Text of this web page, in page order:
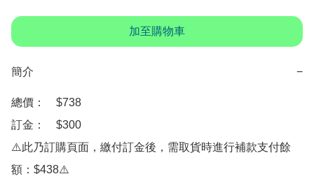
加至購物車
簡介 −
總價：　$738
訂金：　$300
⚠️此乃訂購頁面，繳付訂金後，需取貨時進行補款支付餘
額：$438⚠️